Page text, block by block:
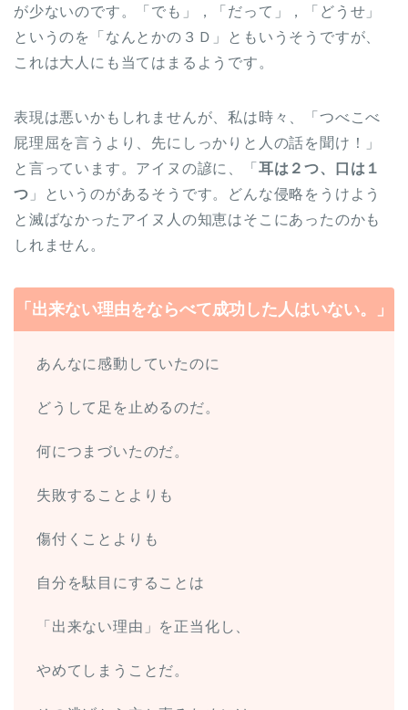
が少ないのです。「でも」，「だって」，「どうせ」
というのを「なんとかの３Ｄ」ともいうそうですが、
これは大人にも当てはまるようです。
表現は悪いかもしれませんが、私は時々、「つべこべ
屁理屈を言うより、先にしっかりと人の話を聞け！」
と言っています。アイヌの諺に、「 耳は２つ、口は１
つ 」というのがあるそうです。どんな侵略をうけよう
と滅ばなかったアイヌ人の知恵はそこにあったのかも
しれません。
「出来ない理由をならべて成功した人はいない。」
あんなに感動していたのに
どうして足を止めるのだ。
何につまづいたのだ。
失敗することよりも
傷付くことよりも
自分を駄目にすることは
「出来ない理由」を正当化し、
やめてしまうことだ。